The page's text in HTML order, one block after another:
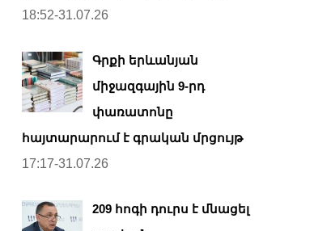
18:52-31.07.26
Գրքի երևանյան
միջազգային 9-րդ
փառատոնը
հայտարարում է գրական մրցույթ
17:17-31.07.26
209 հոգի դուրս է մնացել